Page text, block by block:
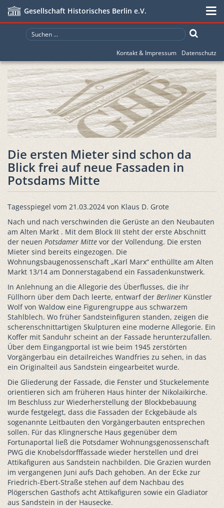
Gesellschaft Historisches Berlin e.V.
Kontakt & Impressum Datenschutz
Die ersten Mieter sind schon da
Blick frei auf neue Fassaden in
Potsdams Mitte
Tagesspiegel vom 21.03.2024 von Klaus D. Grote
Nach und nach verschwinden die Gerüste an den Neubauten
am Alten Markt . Mit dem Block III steht der erste Abschnitt
der neuen Potsdamer Mitte vor der Vollendung. Die ersten
Mieter sind bereits eingezogen. Die
Wohnungsbaugenossenschaft „Karl Marx“ enthüllte am Alten
Markt 13/14 am Donnerstagabend ein Fassadenkunstwerk.
In Anlehnung an die Allegorie des Überflusses, die ihr
Füllhorn über dem Dach leerte, entwarf der Berliner Künstler
Wolf von Waldow eine Figurengruppe aus schwarzem
Stahlblech. Wo früher Sandsteinfiguren standen, zeigen die
scherenschnittartigen Skulpturen eine moderne Allegorie. Ein
Koffer mit Sanduhr scheint an der Fassade herunterzufallen.
Über dem Eingangportal ist wie beim 1945 zerstörten
Vorgängerbau ein detailreiches Wandfries zu sehen, in das
ein Originalteil aus Sandstein eingearbeitet wurde.
Die Gliederung der Fassade, die Fenster und Stuckelemente
orientieren sich am früheren Haus hinter der Nikolaikirche.
Im Beschluss zur Wiederherstellung der Blockbebauung
wurde festgelegt, dass die Fassaden der Eckgebäude als
sogenannte Leitbauten den Vorgängerbauten entsprechen
sollen. Für das Klingnersche Haus gegenüber dem
Fortunaportal ließ die Potsdamer Wohnungsgenossenschaft
PWG die Knobelsdorfffassade wieder herstellen und drei
Attikafiguren aus Sandstein nachbilden. Die Grazien wurden
im vergangenen Juni aufs Dach gehoben. An der Ecke zur
Friedrich-Ebert-Straße stehen auf dem Nachbau des
Plögerschen Gasthofs acht Attikafiguren sowie ein Gladiator
aus Sandstein in der Hausecke.